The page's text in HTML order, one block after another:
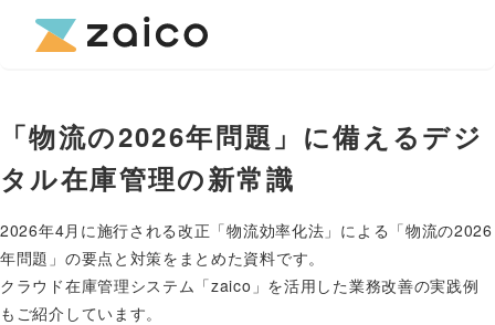
「物流の2026年問題」に備えるデジ
タル在庫管理の新常識
2026年4月に施行される改正「物流効率化法」による「物流の2026
年問題」の要点と対策をまとめた資料です。
クラウド在庫管理システム「zaico」を活用した業務改善の実践例
もご紹介しています。